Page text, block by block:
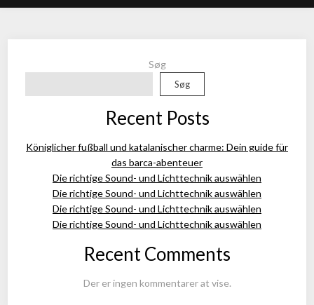
Søg
Søg
Recent Posts
Königlicher fußball und katalanischer charme: Dein guide für
das barca-abenteuer
Die richtige Sound- und Lichttechnik auswählen
Die richtige Sound- und Lichttechnik auswählen
Die richtige Sound- und Lichttechnik auswählen
Die richtige Sound- und Lichttechnik auswählen
Recent Comments
Der er ingen kommentarer at vise.